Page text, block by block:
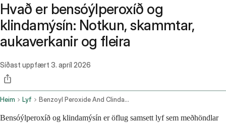
Hvað er bensóýlperoxíð og
klindamýsín: Notkun, skammtar,
aukaverkanir og fleira
Síðast uppfært 3. apríl 2026
Heim Lyf Benzoyl Peroxide And Clindamycin Topical Application Route
Bensóýlperoxíð og klindamýsín er öflug samsett lyf sem meðhöndlar